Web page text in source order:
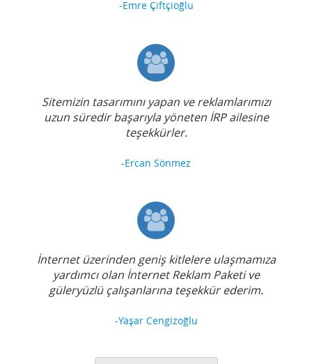
-Emre Çiftçioğlu
Sitemizin tasarımını yapan ve reklamlarımızı
uzun süredir başarıyla yöneten İRP ailesine
teşekkürler.
-Ercan Sönmez
İnternet üzerinden geniş kitlelere ulaşmamıza
yardımcı olan İnternet Reklam Paketi ve
güleryüzlü çalışanlarına teşekkür ederim.
-Yaşar Cengizoğlu